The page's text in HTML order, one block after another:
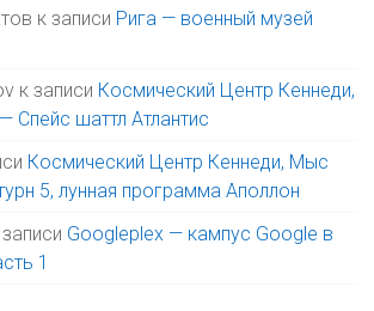
к записи Рига — военный музей
к записи Космический Центр Кеннеди,
Спейс шаттл Атлантис
Космический Центр Кеннеди, Мыс
5, лунная программа Аполлон
Googleplex — кампус Google в
1